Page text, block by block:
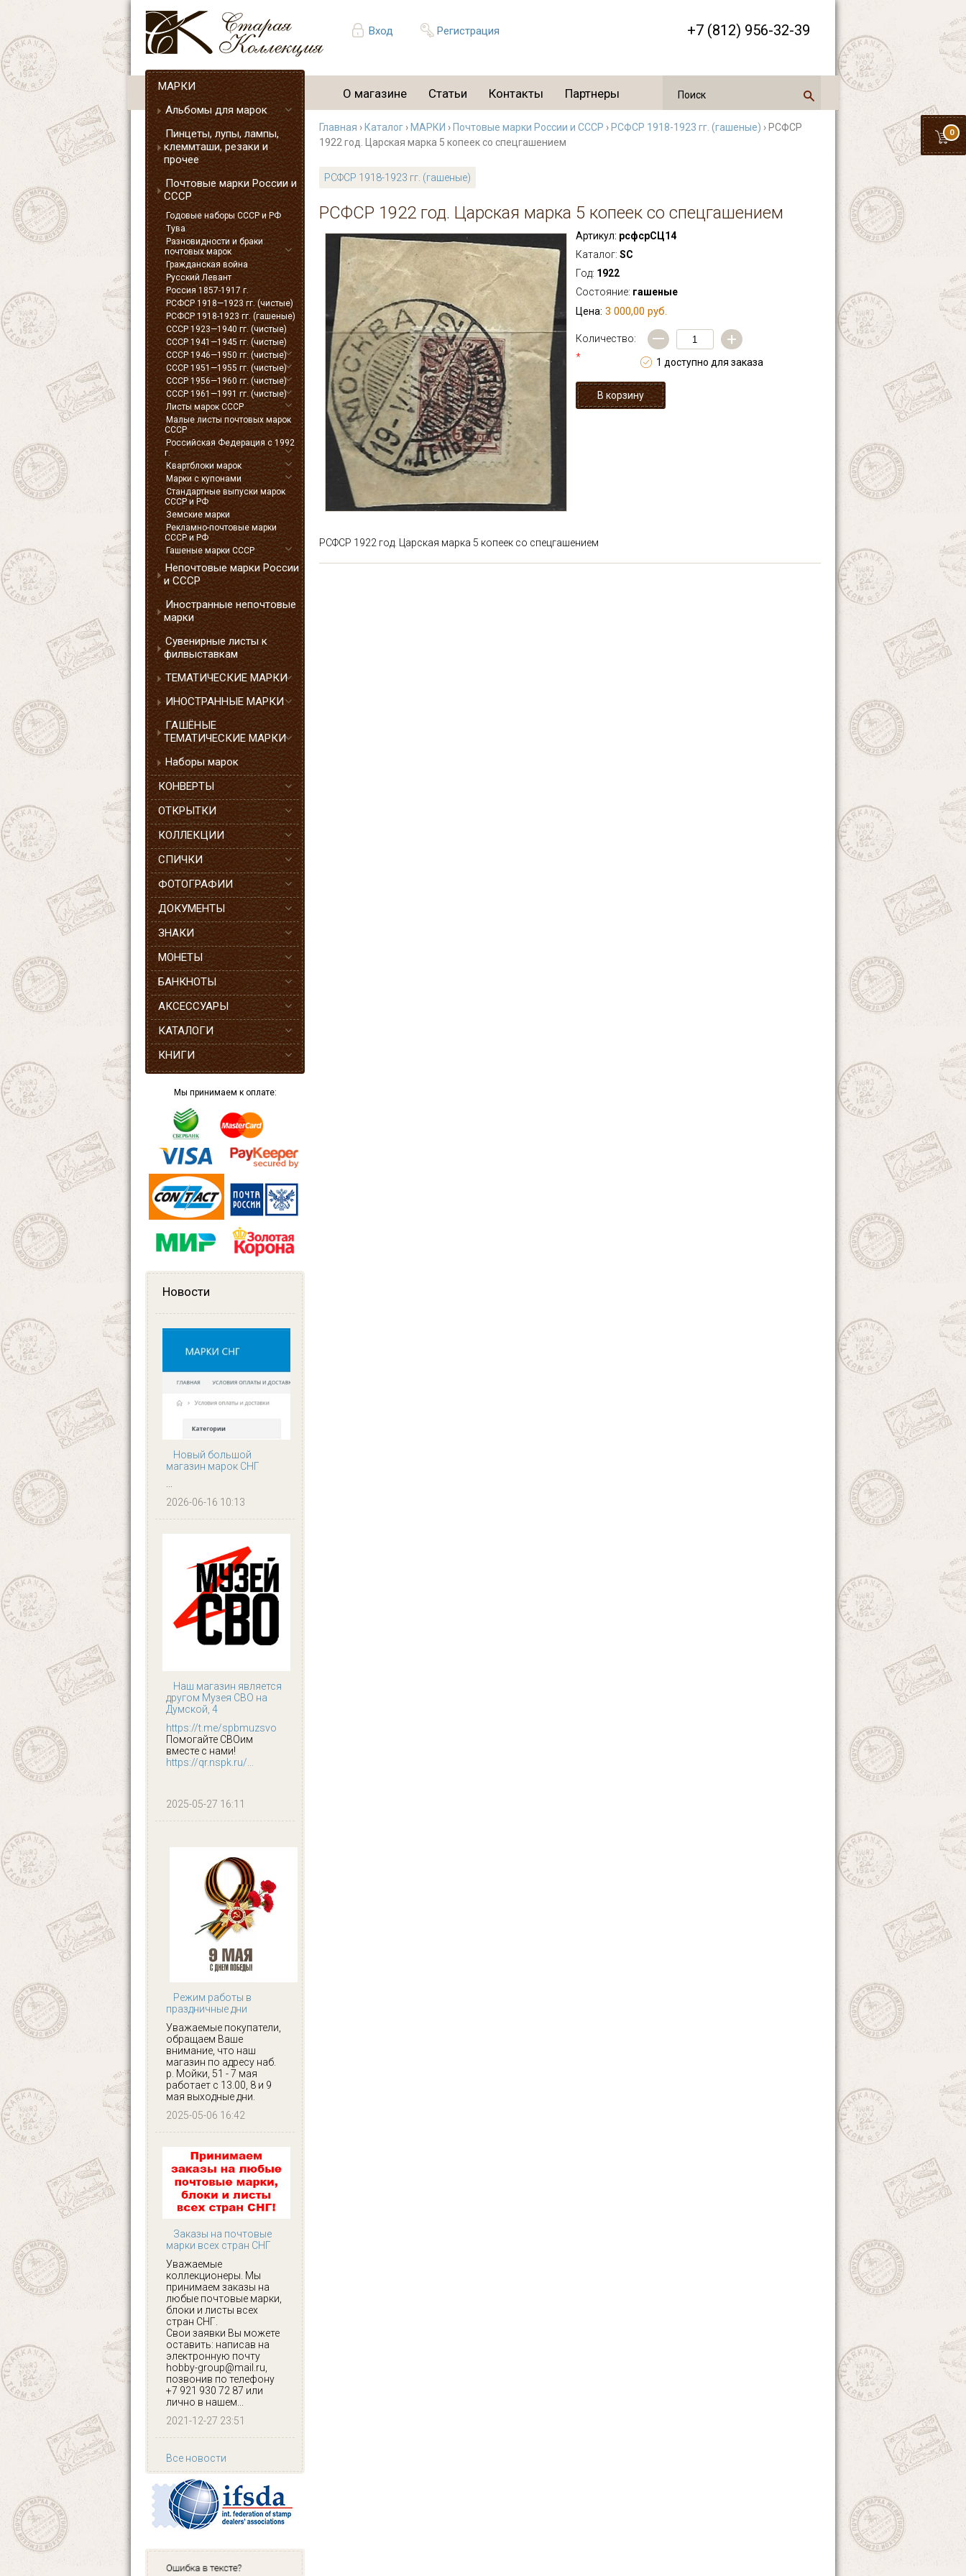
Вход Регистрация +7 (812) 956-32-39
0
О магазине Статьи Контакты Партнеры
МАРКИ
Альбомы для марок
Пинцеты, лупы, лампы,
клеммташи, резаки и
прочее
Почтовые марки России и
СССР
Годовые наборы СССР и РФ
Тува
Разновидности и браки
почтовых марок
Гражданская война
Русский Левант
Россия 1857-1917 г.
РСФСР 1918—1923 гг. (чистые)
РСФСР 1918-1923 гг. (гашеные)
СССР 1923—1940 гг. (чистые)
СССР 1941—1945 гг. (чистые)
СССР 1946—1950 гг. (чистые)
СССР 1951—1955 гг. (чистые)
СССР 1956—1960 гг. (чистые)
СССР 1961—1991 гг. (чистые)
Листы марок СССР
Малые листы почтовых марок
СССР
Российская Федерация с 1992
г.
Квартблоки марок
Марки с купонами
Стандартные выпуски марок
СССР и РФ
Земские марки
Рекламно-почтовые марки
СССР и РФ
Гашеные марки СССР
Непочтовые марки России
и СССР
Иностранные непочтовые
марки
Сувенирные листы к
филвыставкам
ТЕМАТИЧЕСКИЕ МАРКИ
ИНОСТРАННЫЕ МАРКИ
ГАШЁНЫЕ
ТЕМАТИЧЕСКИЕ МАРКИ
Наборы марок
КОНВЕРТЫ
ОТКРЫТКИ
КОЛЛЕКЦИИ
СПИЧКИ
ФОТОГРАФИИ
ДОКУМЕНТЫ
ЗНАКИ
МОНЕТЫ
БАНКНОТЫ
АКСЕССУАРЫ
КАТАЛОГИ
КНИГИ
Мы принимаем к оплате:
Новости
Новый большой
магазин марок СНГ
...
2026-06-16 10:13
Наш магазин является
другом Музея СВО на
Думской, 4
https://t.me/spbmuzsvo
Помогайте СВОим
вместе с нами!
https://qr.nspk.ru/...
2025-05-27 16:11
Режим работы в
праздничные дни
Уважаемые покупатели,
обращаем Ваше
внимание, что наш
магазин по адресу наб.
р. Мойки, 51 - 7 мая
работает с 13.00, 8 и 9
мая выходные дни.
2025-05-06 16:42
Заказы на почтовые
марки всех стран СНГ
Уважаемые
коллекционеры. Мы
принимаем заказы на
любые почтовые марки,
блоки и листы всех
стран СНГ.
Свои заявки Вы можете
оставить: написав на
электронную почту
hobby-group@mail.ru,
позвонив по телефону
+7 921 930 72 87 или
лично в нашем...
2021-12-27 23:51
Все новости
Главная › Каталог › МАРКИ › Почтовые марки России и СССР › РСФСР 1918-1923 гг. (гашеные) › РСФСР
1922 год. Царская марка 5 копеек со спецгашением
РСФСР 1918-1923 гг. (гашеные)
РСФСР 1922 год. Царская марка 5 копеек со спецгашением
Артикул: рсфсрСЦ14
Каталог: SC
Год: 1922
Состояние: гашеные
Цена: 3 000,00 руб.
Количество:
*
— +
1 доступно для заказа
РСФСР 1922 год. Царская марка 5 копеек со спецгашением